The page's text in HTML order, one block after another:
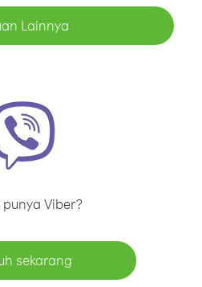
Lainnya
punya Viber?
sekarang